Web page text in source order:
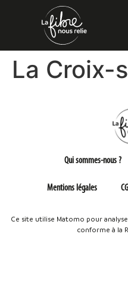
La Croix-
Qui sommes-nous ?
Mentions légales
Ce site utilise Matomo pour
conforme à la